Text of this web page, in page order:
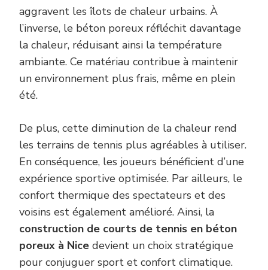
aggravent les îlots de chaleur urbains. À
l’inverse, le béton poreux réfléchit davantage
la chaleur, réduisant ainsi la température
ambiante. Ce matériau contribue à maintenir
un environnement plus frais, même en plein
été.
De plus, cette diminution de la chaleur rend
les terrains de tennis plus agréables à utiliser.
En conséquence, les joueurs bénéficient d’une
expérience sportive optimisée. Par ailleurs, le
confort thermique des spectateurs et des
voisins est également amélioré. Ainsi, la
construction de courts de tennis en béton
poreux à Nice devient un choix stratégique
pour conjuguer sport et confort climatique.